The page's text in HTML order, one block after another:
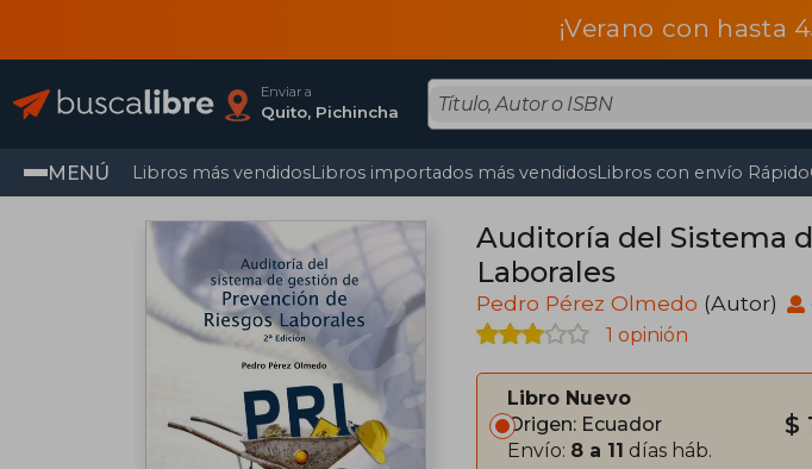
¡Verano con hasta
Enviar a
Quito, Pichincha
MENÚ Libros más vendidosLibros importados más vendidosLibros con envío Rápido
Auditoría del Sistema
Laborales
Pedro Pérez Olmedo (Autor)
1 opinión
Libro Nuevo
Origen: Ecuador
Envío: 8 a 11 días háb.
$